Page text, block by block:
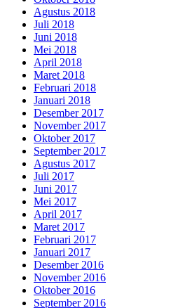
Agustus 2018
Juli 2018
Juni 2018
Mei 2018
April 2018
Maret 2018
Februari 2018
Januari 2018
Desember 2017
November 2017
Oktober 2017
September 2017
Agustus 2017
Juli 2017
Juni 2017
Mei 2017
April 2017
Maret 2017
Februari 2017
Januari 2017
Desember 2016
November 2016
Oktober 2016
September 2016